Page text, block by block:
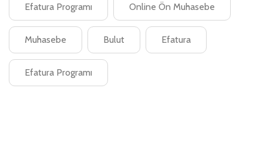
Efatura Programı Online Ön Muhasebe
Muhasebe Bulut Efatura
Efatura Programı